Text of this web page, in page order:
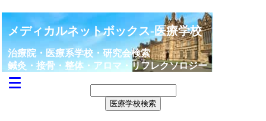
メディカルネットボックス-医療学校
治療院・医療系学校・研究会検索
鍼灸・接骨・整体・アロマ・リフレクソロジー